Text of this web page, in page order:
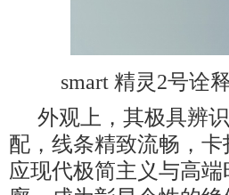
smart 精灵2号诠
外观上，其极具辨
配，线条精致流畅，
应现代极简主义与高